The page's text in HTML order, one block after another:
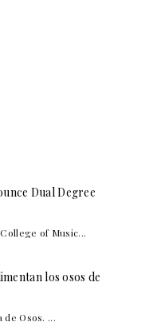
Dual Degree
of Music...
los osos de
Osos. ...